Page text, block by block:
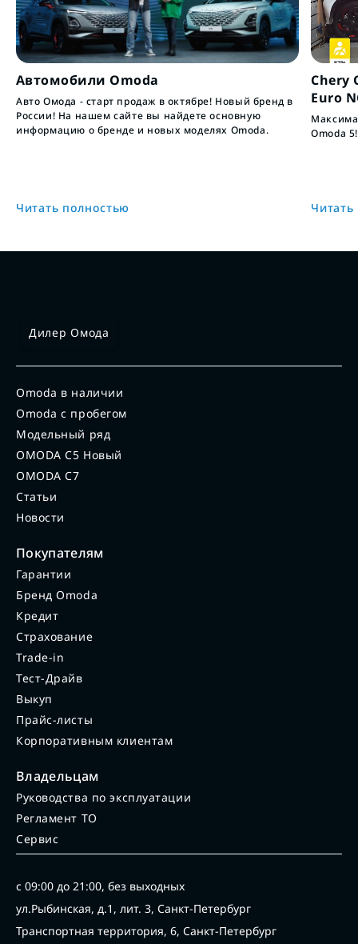
Автомобили Omoda
Авто Омода - старт продаж в октябре! Новый бренд в
России! На нашем сайте вы найдете основную
информацию о бренде и новых моделях Omoda.
Читать полностью
Chery
Euro
Omoda
Дилер Омода
Omoda в наличии
Omoda с пробегом
Модельный ряд
OMODA C5 Новый
OMODA C7
Статьи
Новости
Покупателям
Гарантии
Бренд Omoda
Кредит
Страхование
Trade-in
Тест-Драйв
Выкуп
Прайс-листы
Корпоративным клиентам
Владельцам
Руководства по эксплуатации
Регламент ТО
Сервис
с 09:00 до 21:00, без выходных
ул.Рыбинская, д.1, лит. 3, Санкт-Петербург
Транспортная территория, 6, Санкт-Петербург